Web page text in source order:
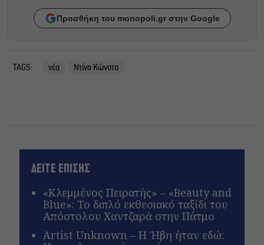
Προσθήκη του monopoli.gr στην Google
TAGS: νέα Ντίνα Κώνστα
ΔΕΙΤΕ ΕΠΙΣΗΣ
«Κλεμμένος Πειρατής» – «Beauty and
Blue»: Το διπλό εκθεσιακό ταξίδι του
Απόστολου Χαντζαρά στην Πάτμο
Artist Unknown – Η Ήβη ήταν εδώ: